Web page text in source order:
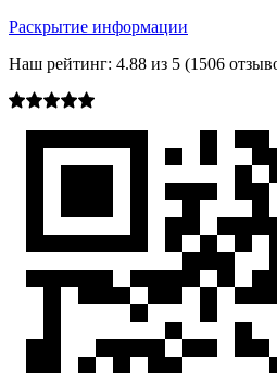
Раскрытие информации
Наш рейтинг: 4.88 из 5 (1506